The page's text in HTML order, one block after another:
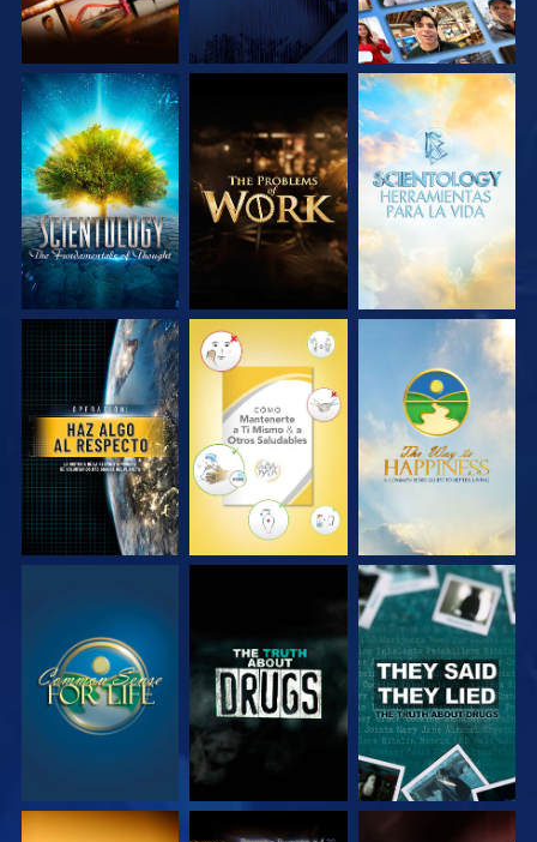
EXPLORA LAS
SERIES
EXPLORA LAS
SERIES
EXPLORA LAS
SERIES
VE VE VE
VE VE